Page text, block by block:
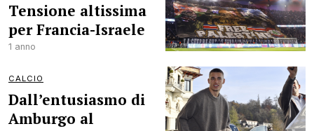
Tensione altissima
per Francia-Israele
1 anno
CALCIO
Dall’entusiasmo di
Amburgo al